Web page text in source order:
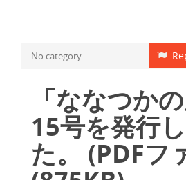
No category
「ななつか
15号を発行
た。 (PDFフ